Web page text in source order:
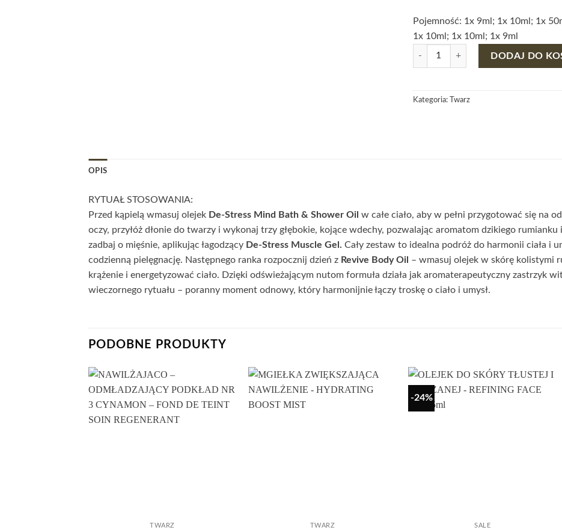
Pojemność: 1x 9ml; 1x 10ml; 1x
1x 10ml; 1x 10ml; 1x 9ml
ilość THE ULTIMATE SELFCARE
DODAJ DO
Kategoria: Twarz
OPIS
RYTUAŁ STOSOWANIA:
Przed kąpielą wmasuj olejek De-Stress Mind Bath & Shower Oil w całe ciało, aby w pełni przygotować się na
oczy, przyłóż dłonie do twarzy i wykonaj trzy głębokie, kojące wdechy, pozwalając aromatom dzikiego
zadbaj o mięśnie, aplikując łagodzący De-Stress Muscle Gel. Cały zestaw to idealna podróż do harmonii ciała i
codzienną pielęgnację. Następnego ranka rozpocznij dzień z Revive Body Oil – wmasuj olejek w skórę kolistymi
krążenie i energetyzować ciało. Dzięki odświeżającym nutom formuła działa jak aromaterapeutyczny zastrzyk
wieczornego rytuału – poranny moment odnowy, który harmonijnie łączy troskę o ciało i umysł.
PODOBNE PRODUKTY
TWARZ TWARZ
-24%
SALE